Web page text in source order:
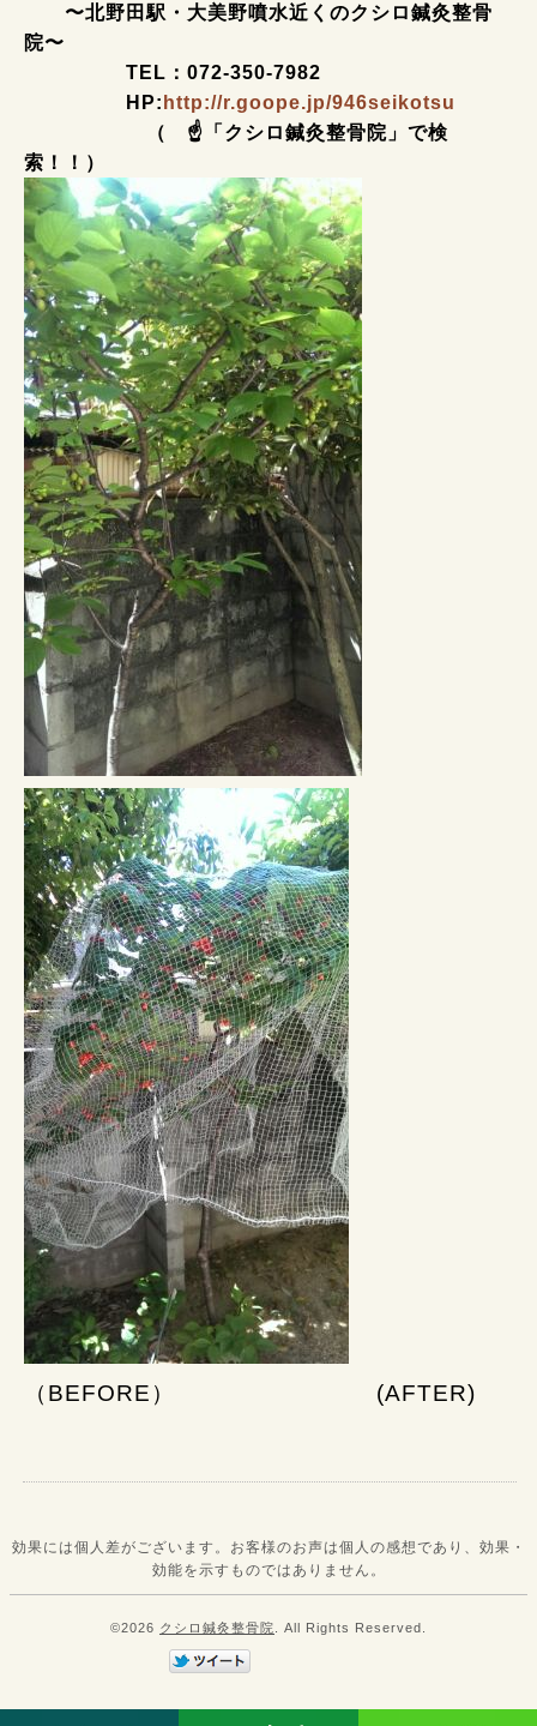
〜北野田駅・大美野噴水近くのクシロ鍼灸整骨
院〜
TEL：072-350-7982
HP: http://r.goope.jp/946seikotsu
（ ☝「クシロ鍼灸整骨院」で検
索！！）
（BEFORE） (AFTER)
効果には個人差がございます。お客様のお声は個人の感想であり、効果・
効能を示すものではありません。
©2026 クシロ鍼灸整骨院 . All Rights Reserved.